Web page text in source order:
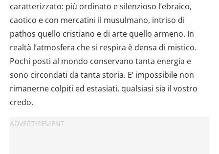
caratterizzato: più ordinato e silenzioso l’ebraico,
caotico e con mercatini il musulmano, intriso di
pathos quello cristiano e di arte quello armeno. In
realtà l’atmosfera che si respira è densa di mistico.
Pochi posti al mondo conservano tanta energia e
sono circondati da tanta storia. E’ impossibile non
rimanerne colpiti ed estasiati, qualsiasi sia il vostro
credo.